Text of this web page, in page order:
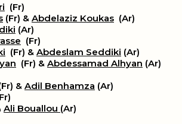
(Fr)
(Fr) & Abdelaziz Koukas (Ar)
(Ar)
(Fr)
(Fr) & Abdeslam Seddiki (Ar)
(Fr) & Abdessamad Alhyan (Ar)
& Adil Benhamza (Ar)
Ali Bouallou (Ar)